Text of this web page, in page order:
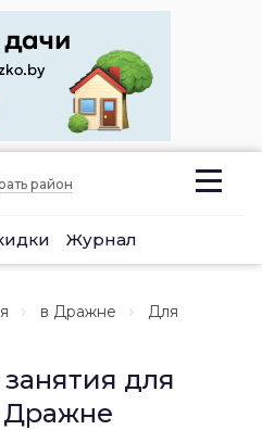
район
Журнал
в Дражне
Для
для
Дражне